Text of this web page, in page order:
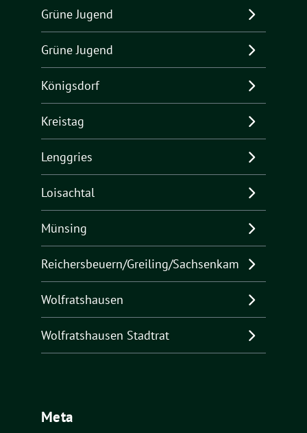
Grüne Jugend
Grüne Jugend
Königsdorf
Kreistag
Lenggries
Loisachtal
Münsing
Reichersbeuern/Greiling/Sachsenkam
Wolfratshausen
Wolfratshausen Stadtrat
Meta